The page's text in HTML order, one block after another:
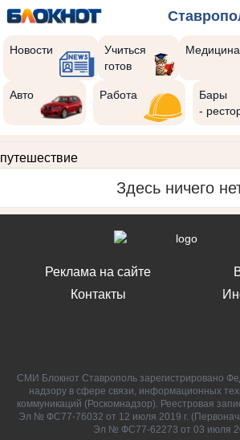
Новости
Учиться
готов
Медицина
Авто Работа
Бары
-
путешествие
Здесь ничего
Реклама на сайте
Контакты
СМИ Блокнот Ставрополь зарегистрировано
надзору в сфере связи, информационных
коммуникаций (Роскомнадзор). Реестровая
Эл № ФС77-76032 от 12 июля 2019 г.
Эл № ФС77-62273 от 03 июля